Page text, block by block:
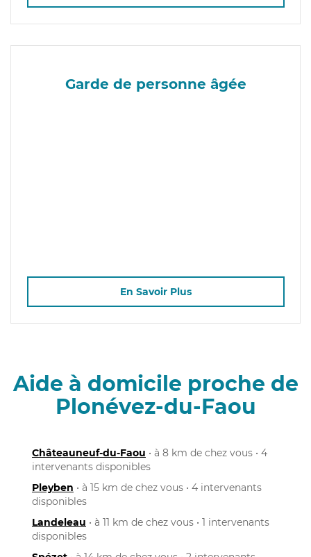
Garde de personne âgée
En Savoir Plus
Aide à domicile proche de
Plonévez-du-Faou
Châteauneuf-du-Faou • à 8 km de chez vous • 4
intervenants disponibles
Pleyben • à 15 km de chez vous • 4 intervenants
disponibles
Landeleau • à 11 km de chez vous • 1 intervenants
disponibles